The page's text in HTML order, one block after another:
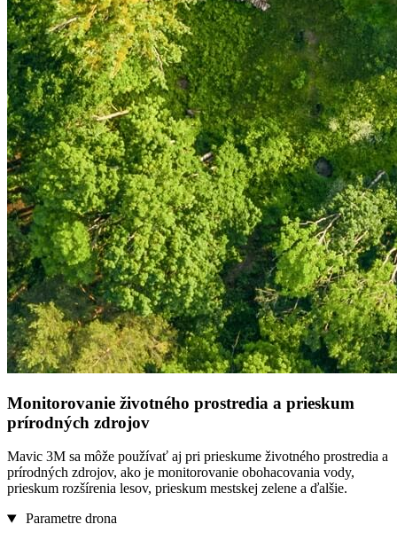
Monitorovanie životného prostredia a prieskum
prírodných zdrojov
Mavic 3M sa môže používať aj pri prieskume životného prostredia a
prírodných zdrojov, ako je monitorovanie obohacovania vody,
prieskum rozšírenia lesov, prieskum mestskej zelene a ďalšie.
Parametre drona